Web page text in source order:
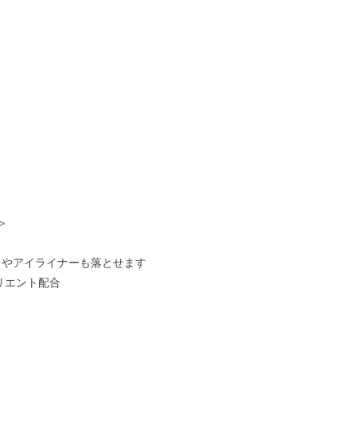
アイライナーも落とせます
エント配合